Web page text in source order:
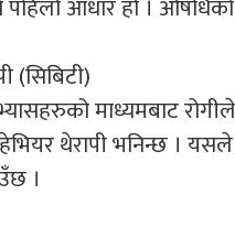
पहिलो आधार हो ।
(सिबिटी)
माध्यमबाट
थेरापी भनिन्छ ।
।